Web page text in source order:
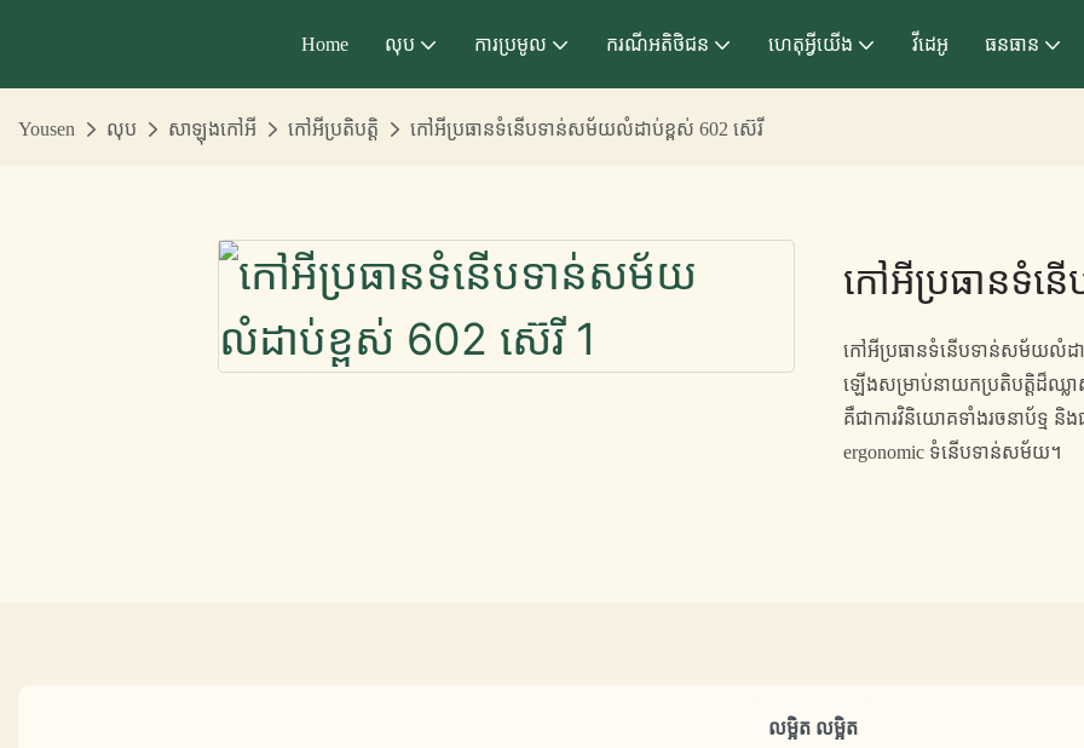
Home លុប ការប្រមូល ករណីអតិថិជន ហេតុអ្វីយើង វីដេអូ ធនធាន
Yousen លុប សាឡុងកៅអី កៅអីប្រតិបត្តិ កៅអីប្រធានទំនើបទាន់សម័យលំដាប់ខ្ពស់ 602 ស៊េរី
កៅអីប្រធានទំន
កៅអីប្រធានទំនើបទាន់សម័យលំដ
ឡើងសម្រាប់នាយកប្រតិបត្តិដ៏ឈ្ល
គឺជាការវិនិយោគទាំងរចនាប័ទ្ម
ergonomic ទំនើបទាន់សម័យ។
លម្អិត លម្អិត